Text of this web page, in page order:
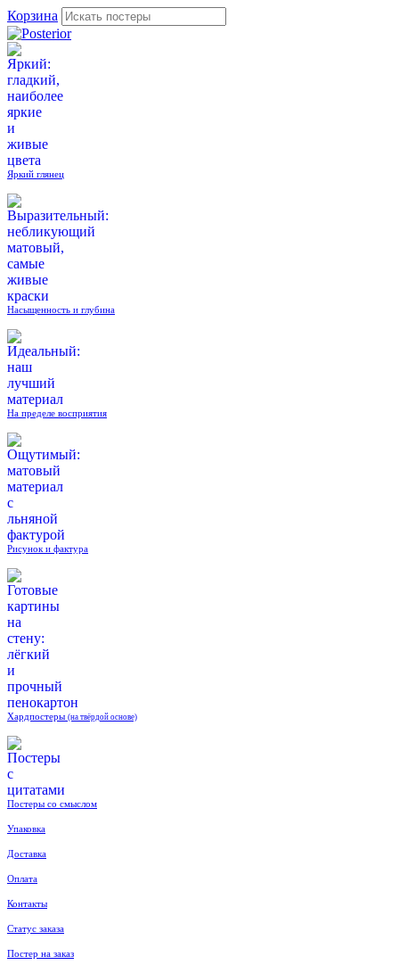
Корзина
Яркий глянец
Насыщенность и глубина
На пределе восприятия
Рисунок и фактура
Хардпостеры (на твёрдой основе)
Постеры со смыслом
Упаковка
Доставка
Оплата
Контакты
Статус заказа
Постер на заказ